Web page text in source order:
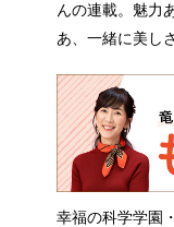
んの連載。魅力
あ、一緒に美し
幸福の科学学園